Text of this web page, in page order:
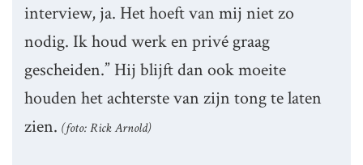
interview, ja. Het hoeft van mij niet zo
nodig. Ik houd werk en privé graag
gescheiden.” Hij blijft dan ook moeite
houden het achterste van zijn tong te laten
zien. (foto: Rick Arnold)